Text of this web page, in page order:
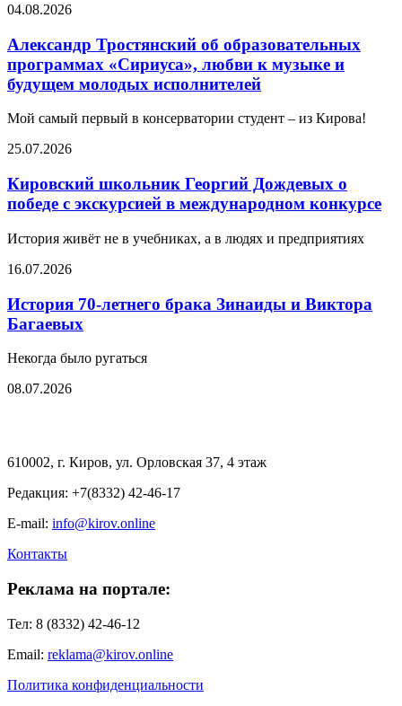
04.08.2026
Александр Тростянский об образовательных
программах «Сириуса», любви к музыке и
будущем молодых исполнителей
Мой самый первый в консерватории студент – из Кирова!
25.07.2026
Кировский школьник Георгий Дождевых о
победе с экскурсией в международном конкурсе
История живёт не в учебниках, а в людях и предприятиях
16.07.2026
История 70-летнего брака Зинаиды и Виктора
Багаевых
Некогда было ругаться
08.07.2026
610002, г. Киров, ул. Орловская 37, 4 этаж
Редакция: +7(8332) 42-46-17
E-mail: info@kirov.online
Контакты
Реклама на портале:
Тел: 8 (8332) 42-46-12
Email: reklama@kirov.online
Политика конфиденциальности